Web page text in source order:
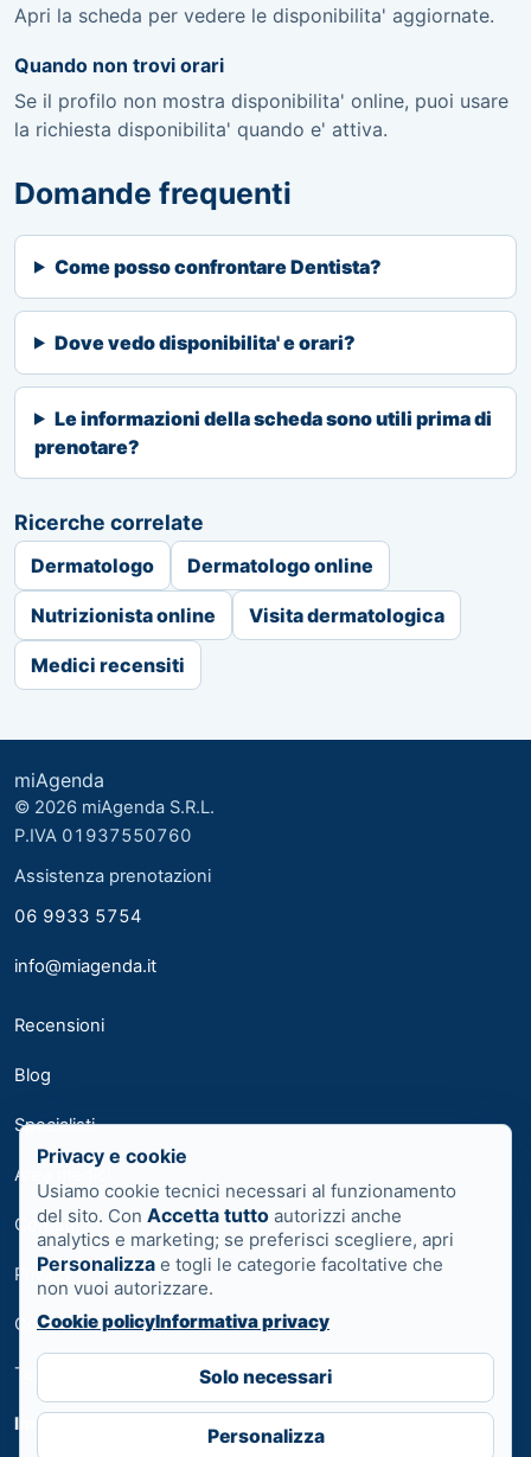
Apri la scheda per vedere le disponibilita' aggiornate.
Quando non trovi orari
Se il profilo non mostra disponibilita' online, puoi usare
la richiesta disponibilita' quando e' attiva.
Domande frequenti
Come posso confrontare Dentista?
Dove vedo disponibilita' e orari?
Le informazioni della scheda sono utili prima di
prenotare?
Ricerche correlate
Dermatologo Dermatologo online
Nutrizionista online Visita dermatologica
Medici recensiti
miAgenda
© 2026 miAgenda S.R.L.
P.IVA 01937550760
Assistenza prenotazioni
06 9933 5754
info@miagenda.it
Recensioni
Blog
Specialisti
Area medici
Contatti
Privacy
Cookie
Termini
Impostazioni cookie
Privacy e cookie
Usiamo cookie tecnici necessari al funzionamento
del sito. Con Accetta tutto autorizzi anche
analytics e marketing; se preferisci scegliere, apri
Personalizza e togli le categorie facoltative che
non vuoi autorizzare.
Cookie policyInformativa privacy
Solo necessari
Personalizza